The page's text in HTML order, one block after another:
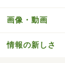
画像・動画
情報の新しさ